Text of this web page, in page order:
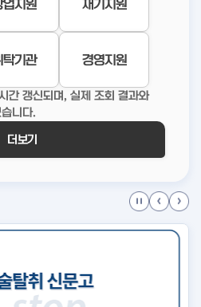
업지원 재기지원
탁기관 경영지원
간 갱신되며, 실제 조회 결과와
니다.
더보기